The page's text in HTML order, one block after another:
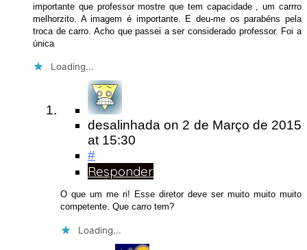
importante que professor mostre que tem capacidade , um carrro
melhorzito. A imagem é importante. E deu-me os parabéns pela
troca de carro. Acho que passei a ser considerado professor. Foi a
única
Loading...
desalinhada on 2 de Março de 2015
at 15:30
#
Responder
O que um me ri! Esse diretor deve ser muito muito muito
competente. Que carro tem?
Loading...